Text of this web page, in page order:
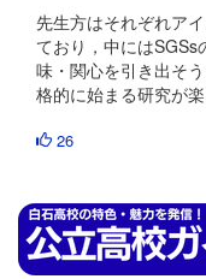
先生方はそれぞれア
ており，中には
味・関心を引き出そ
格的に始まる研究が
26